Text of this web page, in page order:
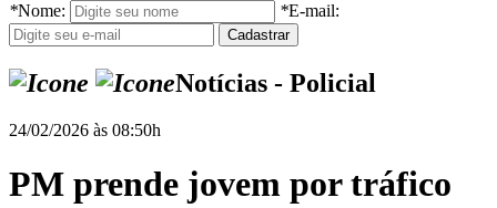
*Nome: *E-mail:
Notícias - Policial
24/02/2026 às 08:50h
PM prende jovem por tráfico